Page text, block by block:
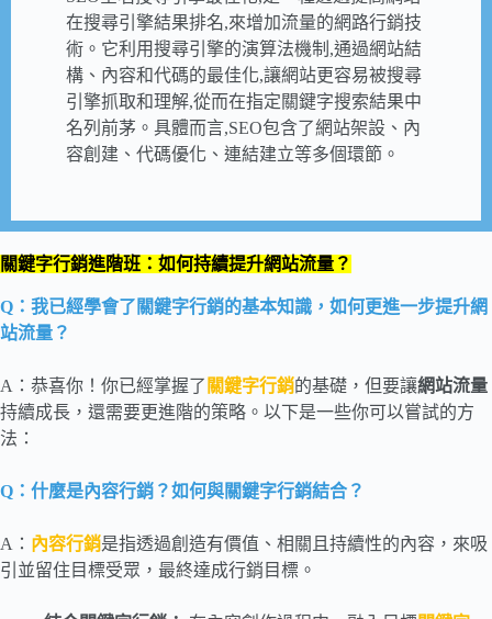
在搜尋引擎結果排名,來增加流量的網路行銷技
術。它利用搜尋引擎的演算法機制,通過網站結
構、內容和代碼的最佳化,讓網站更容易被搜尋
引擎抓取和理解,從而在指定關鍵字搜索結果中
名列前茅。具體而言,SEO包含了網站架設、內
容創建、代碼優化、連結建立等多個環節。
關鍵字行銷進階班：如何持續提升網站流量？
Q：我已經學會了關鍵字行銷的基本知識，如何更進一步提升網
站流量？
A：恭喜你！你已經掌握了 關鍵字行銷的基礎，但要讓網站流量
持續成長，還需要更進階的策略。以下是一些你可以嘗試的方
法：
Q：什麼是內容行銷？如何與關鍵字行銷結合？
A： 內容行銷是指透過創造有價值、相關且持續性的內容，來吸
引並留住目標受眾，最終達成行銷目標。